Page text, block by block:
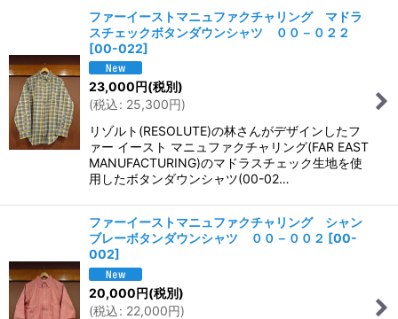
ファーイーストマニュファクチャリング マドラ
スチェックボタンダウンシャツ ００－０２２
[00-022]
23,000円(税別)
(税込: 25,300円)
リゾルト(RESOLUTE)の林さんがデザインしたフ
ァー イースト マニュファクチャリング(FAR EAST
MANUFACTURING)のマドラスチェック生地を使
用したボタンダウンシャツ(00-02…
ファーイーストマニュファクチャリング シャン
ブレーボタンダウンシャツ ００－００２ [00-
002]
20,000円(税別)
(税込: 22,000円)